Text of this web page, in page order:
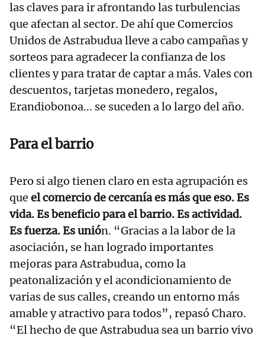
las claves para ir afrontando las turbulencias
que afectan al sector. De ahí que Comercios
Unidos de Astrabudua lleve a cabo campañas y
sorteos para agradecer la confianza de los
clientes y para tratar de captar a más. Vales con
descuentos, tarjetas monedero, regalos,
Erandiobonoa... se suceden a lo largo del año.
Para el barrio
Pero si algo tienen claro en esta agrupación es
que el comercio de cercanía es más que eso. Es
vida. Es beneficio para el barrio. Es actividad.
Es fuerza. Es unión. “Gracias a la labor de la
asociación, se han logrado importantes
mejoras para Astrabudua, como la
peatonalización y el acondicionamiento de
varias de sus calles, creando un entorno más
amable y atractivo para todos”, repasó Charo.
“El hecho de que Astrabudua sea un barrio vivo